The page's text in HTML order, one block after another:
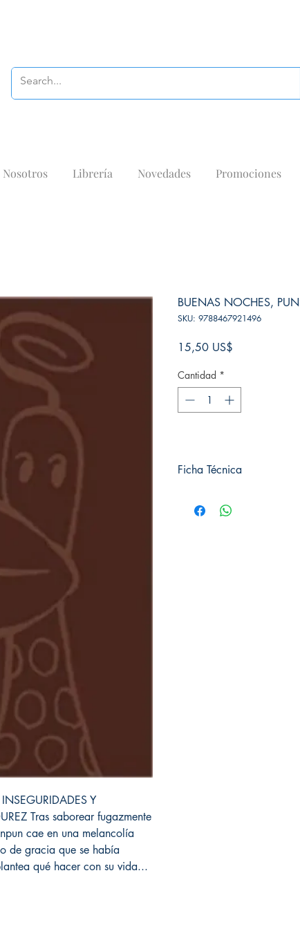
Nosotros Librería Novedades Promociones
Y
Tras saborear fugazmente
cae en una melancolía
de gracia que se había
qué hacer con su vida...
BUENAS NOCHES,
SKU: 9788467921496
15,50 US$
Cantidad *
Ficha Técnica
Editorial: NORMA EDITORIAL